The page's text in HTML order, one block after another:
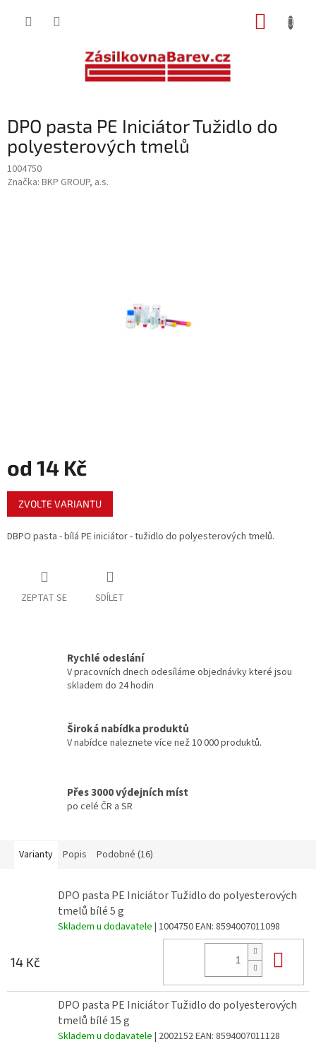
DPO pasta PE Iniciátor Tužidlo do
polyesterových tmelů
1004750
Značka: BKP GROUP, a.s.
od 14 Kč
Měrná
cena:
ZVOLTE VARIANTU
DBPO pasta - bílá PE iniciátor - tužidlo do polyesterových tmelů.
ZEPTAT SE SDÍLET
Rychlé odeslání
V pracovních dnech odesíláme objednávky které jsou
skladem do 24 hodin
Široká nabídka produktů
V nabídce naleznete více než 10 000 produktů.
Přes 3000 výdejních míst
po celé ČR a SR
Varianty Popis Podobné (16)
DPO pasta PE Iniciátor Tužidlo do polyesterových
tmelů bílé 5 g
Skladem u dodavatele | 1004750EAN: 8594007011098
14 Kč
DPO pasta PE Iniciátor Tužidlo do polyesterových
tmelů bílé 15 g
Skladem u dodavatele | 2002152EAN: 8594007011128